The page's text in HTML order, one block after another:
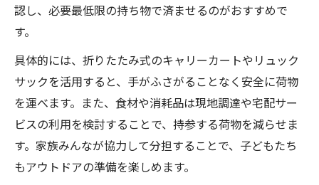
認し、必要最低限の持ち物で済ませるのがおすすめで
す。
具体的には、折りたたみ式のキャリーカートやリュック
サックを活用すると、手がふさがることなく安全に荷物
を運べます。また、食材や消耗品は現地調達や宅配サー
ビスの利用を検討することで、持参する荷物を減らせま
す。家族みんなが協力して分担することで、子どもたち
もアウトドアの準備を楽しめます。